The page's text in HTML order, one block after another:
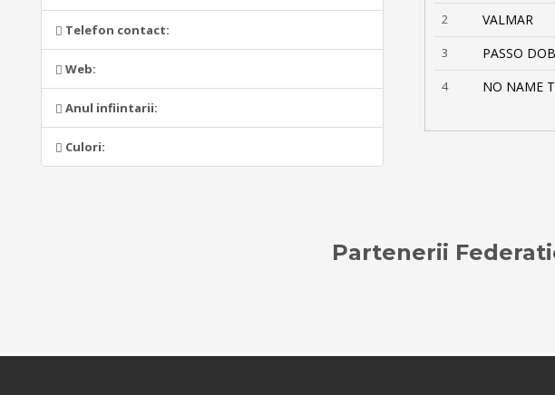
Telefon contact:
Web:
Anul infiintarii:
Culori:
2 VALMAR
3 PASSO
4 NO NAME
Partenerii